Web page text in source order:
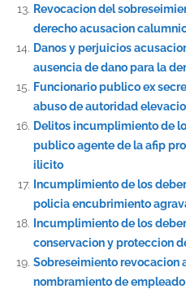
Revocacion del
derecho acusacion
Danos y perjuicios
ausencia de dano para la
Funcionario publico ex
abuso de autoridad
Delitos incumplimiento de
publico agente de la afip
ilicito
Incumplimiento de los
policia encubrimiento
Incumplimiento de los
conservacion y proteccion
Sobreseimiento revocacion
nombramiento de